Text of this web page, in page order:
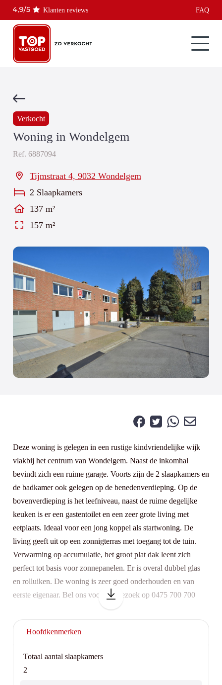
Klanten reviews FAQ
Verkocht
Woning in Wondelgem
Ref. 6887094
Tijmstraat 4, 9032 Wondelgem
2 Slaapkamers
137 m²
157 m²
Deze woning is gelegen in een rustige kindvriendelijke wijk
vlakbij het centrum van Wondelgem. Naast de inkomhal
bevindt zich een ruime garage. Voorts zijn de 2 slaapkamers en
de badkamer ook gelegen op de benedenverdieping. Op de
bovenverdieping is het leefniveau, naast de ruime degelijke
keuken is er een gastentoilet en een zeer grote living met
eetplaats. Ideaal voor een jong koppel als startwoning. De
living geeft uit op een zonnigterras met toegang tot de tuin.
Verwarming op accumulatie, het groot plat dak leent zich
perfect tot basis voor zonnepanelen. Er is overal dubbel glas
en rolluiken. De woning is zeer goed onderhouden en van
eerste eigenaar. Bel ons voor een bezoek op 0475 700 700
Hoofdkenmerken
Totaal aantal slaapkamers
2